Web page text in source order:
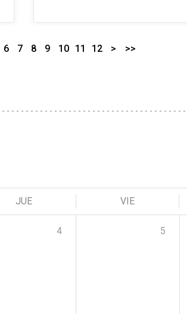
6 7 8 9 10 11 12 > >>
JUE VIE
4 5